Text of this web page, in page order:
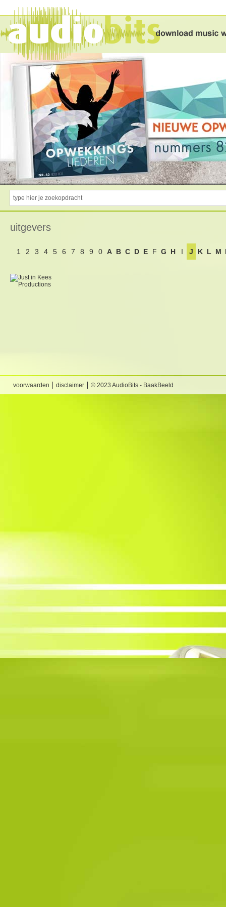
uitgevers
1 2 3 4 5 6 7 8 9 0 A B C D E F G H I J K L M
voorwaarden disclaimer © 2023 AudioBits - BaakBeeld